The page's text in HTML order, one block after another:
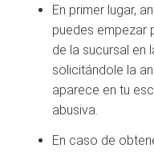
En primer lugar,
puedes empezar
de la sucursal en
solicitándole la
aparece en tu
abusiva.
En caso de